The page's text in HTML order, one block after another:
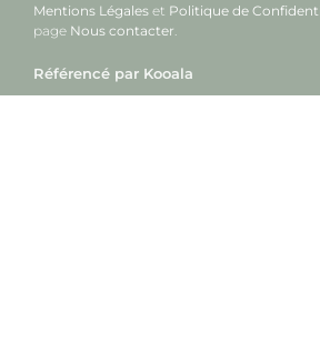
Mentions Légales et Politique de
page Nous contacter
Référencé par Kooala